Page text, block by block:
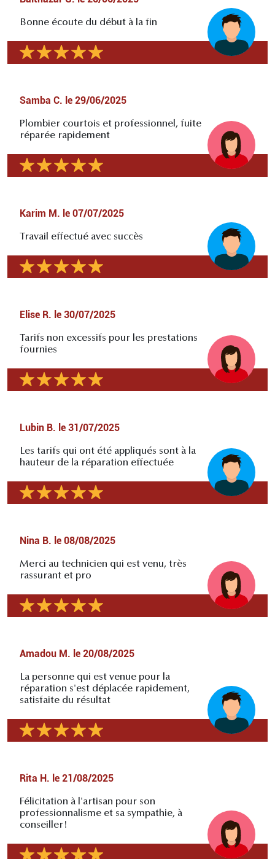
Bonne écoute du début à la fin
Samba C. le 29/06/2025
Plombier courtois et professionnel, fuite
réparée rapidement
Karim M. le 07/07/2025
Travail effectué avec succès
Elise R. le 30/07/2025
Tarifs non excessifs pour les prestations
fournies
Lubin B. le 31/07/2025
Les tarifs qui ont été appliqués sont à la
hauteur de la réparation effectuée
Nina B. le 08/08/2025
Merci au technicien qui est venu, très
rassurant et pro
Amadou M. le 20/08/2025
La personne qui est venue pour la
réparation s'est déplacée rapidement,
satisfaite du résultat
Rita H. le 21/08/2025
Félicitation à l'artisan pour son
professionnalisme et sa sympathie, à
conseiller!